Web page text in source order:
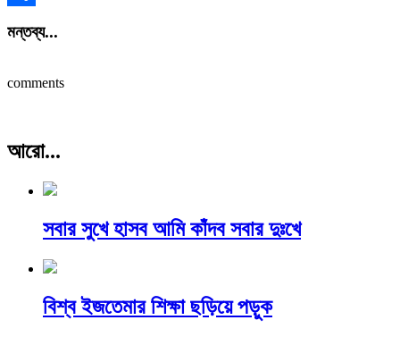
মন্তব্য...
comments
আরো...
সবার সুখে হাসব আমি কাঁদব সবার দুঃখে
বিশ্ব ইজতেমার শিক্ষা ছড়িয়ে পড়ুক